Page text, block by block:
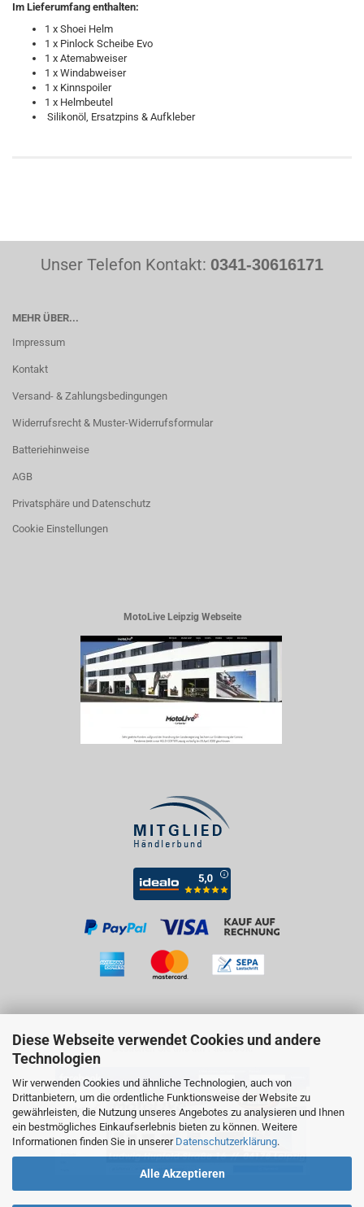
Diese Webseite verwendet Cookies und andere
Technologien
Wir verwenden Cookies und ähnliche Technologien, auch von
Drittanbietern, um die ordentliche Funktionsweise der Website zu
gewährleisten, die Nutzung unseres Angebotes zu analysieren und Ihnen
ein bestmögliches Einkaufserlebnis bieten zu können. Weitere
Informationen finden Sie in unserer Datenschutzerklärung.
Alle Akzeptieren
Im Lieferumfang enthalten:
1 x Shoei Helm
1 x Pinlock Scheibe Evo
1 x Atemabweiser
1 x Windabweiser
1 x Kinnspoiler
1 x Helmbeutel
Silikonöl, Ersatzpins & Aufkleber
Unser Telefon Kontakt: 0341-30616171
MEHR ÜBER...
Impressum
Kontakt
Versand- & Zahlungsbedingungen
Widerrufsrecht & Muster-Widerrufsformular
Batteriehinweise
AGB
Privatsphäre und Datenschutz
Cookie Einstellungen
MotoLive Leipzig Webseite
Besuchen Sie uns auf Facebook!